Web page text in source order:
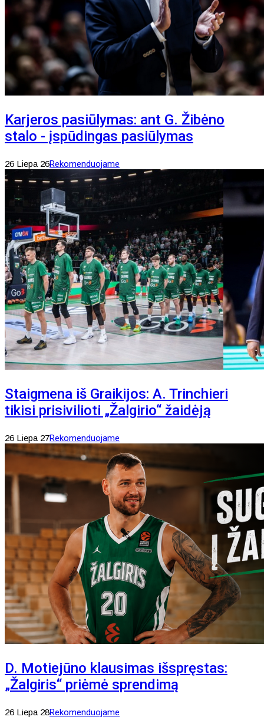
Karjeros pasiūlymas: ant G. Žibėno
stalo - įspūdingas pasiūlymas
26 Liepa 26Rekomenduojame
Staigmena iš Graikijos: A. Trinchieri
tikisi prisivilioti „Žalgirio“ žaidėją
26 Liepa 27Rekomenduojame
D. Motiejūno klausimas išspręstas:
„Žalgiris“ priėmė sprendimą
26 Liepa 28Rekomenduojame